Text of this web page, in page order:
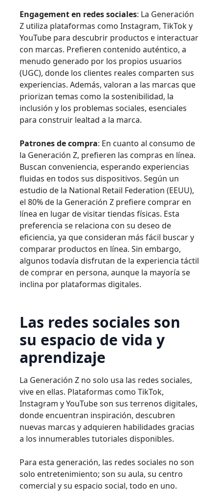
Engagement en redes sociales: La Generación
Z utiliza plataformas como Instagram, TikTok y
YouTube para descubrir productos e interactuar
con marcas. Prefieren contenido auténtico, a
menudo generado por los propios usuarios
(UGC), donde los clientes reales comparten sus
experiencias. Además, valoran a las marcas que
priorizan temas como la sostenibilidad, la
inclusión y los problemas sociales, esenciales
para construir lealtad a la marca.
Patrones de compra: En cuanto al consumo de
la Generación Z, prefieren las compras en línea.
Buscan conveniencia, esperando experiencias
fluidas en todos sus dispositivos. Según un
estudio de la National Retail Federation (EEUU),
el 80% de la Generación Z prefiere comprar en
línea en lugar de visitar tiendas físicas. Esta
preferencia se relaciona con su deseo de
eficiencia, ya que consideran más fácil buscar y
comparar productos en línea. Sin embargo,
algunos todavía disfrutan de la experiencia táctil
de comprar en persona, aunque la mayoría se
inclina por plataformas digitales.
Las redes sociales son
su espacio de vida y
aprendizaje
La Generación Z no solo usa las redes sociales,
vive en ellas. Plataformas como TikTok,
Instagram y YouTube son sus terrenos digitales,
donde encuentran inspiración, descubren
nuevas marcas y adquieren habilidades gracias
a los innumerables tutoriales disponibles.
Para esta generación, las redes sociales no son
solo entretenimiento; son su aula, su centro
comercial y su espacio social, todo en uno.